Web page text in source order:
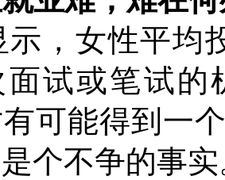
，女性平均
面试或笔试的
可能得到一
个不争的事